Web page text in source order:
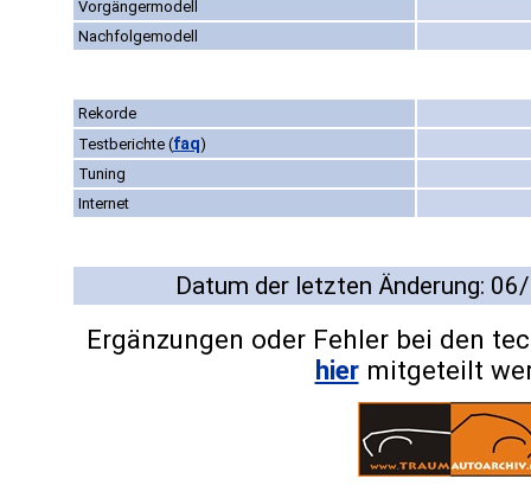
Vorgängermodell
Nachfolgemodell
Rekorde
Testberichte (faq)
Tuning
Internet
Datum der letzten Änderung:
Ergänzungen oder Fehler bei den
hiermitgeteilt